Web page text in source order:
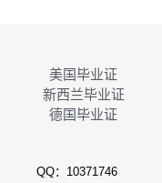
美国毕业证
新西兰毕业证
德国毕业证
QQ：10371746